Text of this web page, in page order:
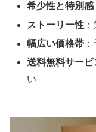
希少性と特別感
ストーリー性
幅広い価格帯
送料無料サービ
い